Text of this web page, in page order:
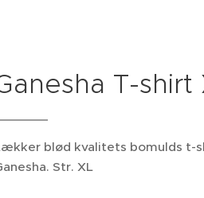
T-shirt
blød kvalitets bomulds t-
Str. XL